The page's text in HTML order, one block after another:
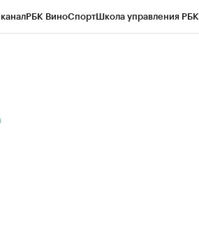
РБК ВиноСпортШкола управления РБК